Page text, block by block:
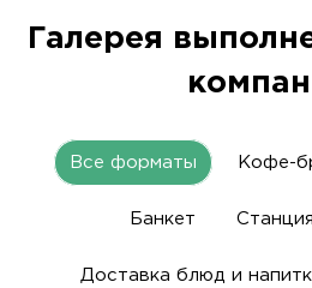
Галерея
Все форматы Кофе-
Банкет
Доставка блюд и